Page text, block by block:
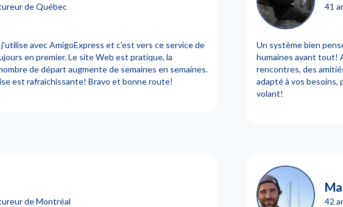
de Québec
avec AmigoExpress et c'est vers ce service de
en premier. Le site Web est pratique, la
de départ augmente de semaines en semaines.
est rafraichissante! Bravo et bonne route!
41
Un système bien
humaines avant tout!
rencontres, des
adapté à vos besoins,
volant!
de Montréal 42